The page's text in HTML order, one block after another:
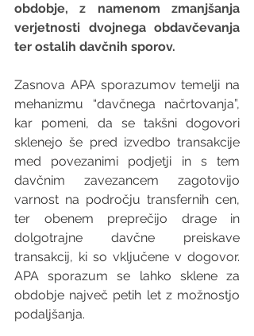
obdobje, z namenom zmanjšanja
verjetnosti dvojnega obdavčevanja
ter ostalih davčnih sporov.
Zasnova APA sporazumov temelji na
mehanizmu “davčnega načrtovanja”,
kar pomeni, da se takšni dogovori
sklenejo še pred izvedbo transakcije
med povezanimi podjetji in s tem
davčnim zavezancem zagotovijo
varnost na področju transfernih cen,
ter obenem preprečijo drage in
dolgotrajne davčne preiskave
transakcij, ki so vključene v dogovor.
APA sporazum se lahko sklene za
obdobje največ petih let z možnostjo
podaljšanja.